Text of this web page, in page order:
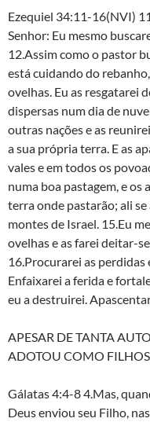
Ezequiel 34:11-16(NVI)
Senhor: Eu mesmo
12.Assim como o pastor
está cuidando do
ovelhas. Eu as resgatarei
dispersas num dia de
outras nações e as
a sua própria terra. E as
vales e em todos os
numa boa pastagem, e os
terra onde pastarão; ali
montes de Israel. 15.Eu
ovelhas e as farei deitar-
16.Procurarei as perdidas
Enfaixarei a ferida e
eu a destruirei.
APESAR DE TANTA
ADOTOU COMO FILHOS
Gálatas 4:4-8 4.Mas,
Deus enviou seu Filho,